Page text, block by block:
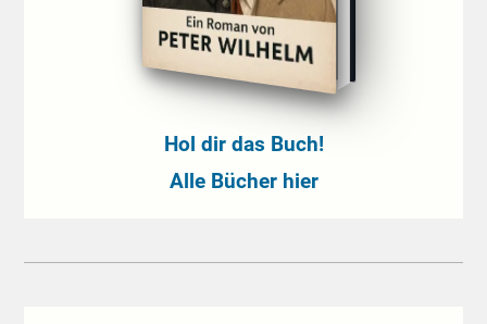
Hol dir das Buch!
Alle Bücher hier